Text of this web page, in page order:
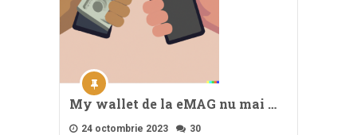
My wallet de la eMAG nu mai …
24 octombrie 2023 30